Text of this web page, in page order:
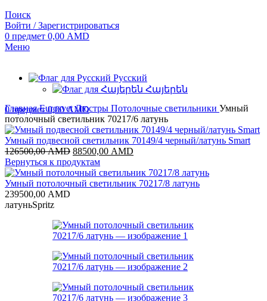
Поиск
Войти / Зарегистрироваться
0 предмет 0,00 AMD
Меню
Русский
Հայերեն
0предмет 0,00AMD
ГлавнаяEurosvetЛюстры Потолочные светильники Умный
потолочный светильник 70217/6 латунь
Умный подвесной светильник 70149/4 черный/латунь Smart
126500,00AMD Первоначальная
цена
составляла
126500,00 AMD.
88500,00 AMD
88500,00 AMD.
Вернуться к продуктам
Умный потолочный светильник 70217/8 латунь
239500,00 AMD
латуньSpritz